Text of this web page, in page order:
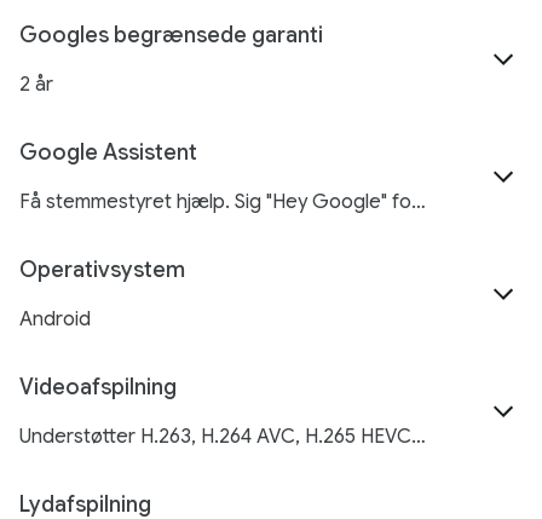
Googles begrænsede garanti
2 år
Google Assistent
Få stemmestyret hjælp. Sig "Hey Google" for at afspille musik og videoer, få svar, styre smartenheder i hjemmet, administrere opgaver og meget mere.
Operativsystem
Android
Videoafspilning
Understøtter H.263, H.264 AVC, H.265 HEVC, MPEG-4, VP8, VP9, AV1 Understøtter HDR10-indhold
Lydafspilning